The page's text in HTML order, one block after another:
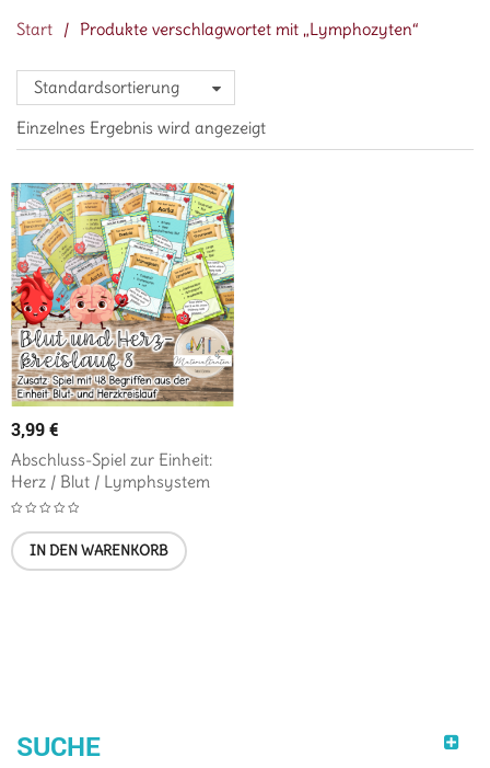
Start / Produkte verschlagwortet mit „Lymphozyten“
SUCHE
Standardsortierung
Einzelnes Ergebnis wird angezeigt
3,99€
Abschluss-Spiel zur Einheit:
Herz / Blut / Lymphsystem
IN DEN WARENKORB